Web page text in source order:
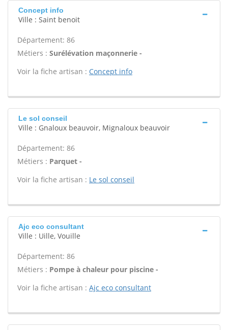
Concept info
Ville : Saint benoit
Département: 86
Métiers : Surélévation maçonnerie -
Voir la fiche artisan : Concept info
Le sol conseil
Ville : Gnaloux beauvoir, Mignaloux beauvoir
Département: 86
Métiers : Parquet -
Voir la fiche artisan : Le sol conseil
Ajc eco consultant
Ville : Uille, Vouille
Département: 86
Métiers : Pompe à chaleur pour piscine -
Voir la fiche artisan : Ajc eco consultant